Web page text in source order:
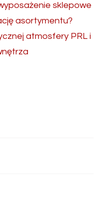
sklepowe
asortymentu?
atmosfery PRL i